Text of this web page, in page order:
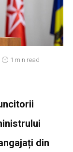
1 min read
din